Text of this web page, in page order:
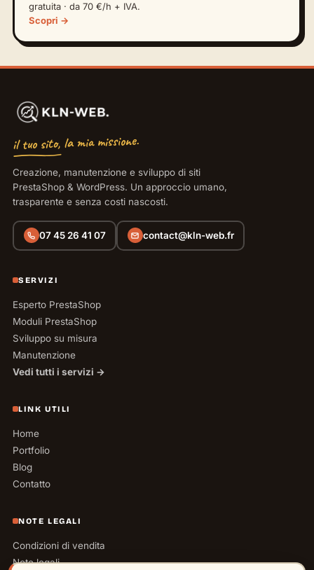
gratuita · da 70 €/h + IVA.
Scopri →
il tuo sito, la mia missione.
Creazione, manutenzione e sviluppo di siti
PrestaShop & WordPress. Un approccio umano,
trasparente e senza costi nascosti.
07 45 26 41 07 contact@kln-web.fr
SERVIZI
Esperto PrestaShop
Moduli PrestaShop
Sviluppo su misura
Manutenzione
Vedi tutti i servizi →
LINK UTILI
Home
Portfolio
Blog
Contatto
NOTE LEGALI
Condizioni di vendita
Note legali